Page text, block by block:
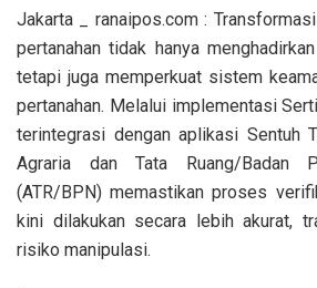
Jakarta _ ranaipos.com :
pertanahan tidak hanya
tetapi juga memperkuat sistem
pertanahan. Melalui implementasi
terintegrasi dengan aplikasi Sentuh
Agraria dan Tata Ruang/Badan
(ATR/BPN) memastikan proses
kini dilakukan secara lebih akurat,
risiko manipulasi.